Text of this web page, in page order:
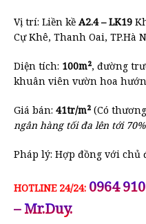
Vị trí: Liền kề A2.4 – LK19
Cự Khê, Thanh Oai, TP.Hà
Diện tích: 100m², đường
khuân viên vườn hoa
Giá bán: 41tr/m² (Có
ngân hàng tối đa lên tới
Pháp lý: Hợp đồng với chủ
HOTLINE 24/24: 0964
– Mr.Duy.